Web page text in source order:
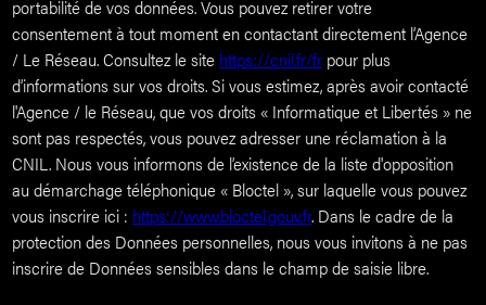
portabilité de vos données. Vous pouvez retirer votre
consentement à tout moment en contactant directement l’Agence
/ Le Réseau. Consultez le site https://cnil.fr/fr pour plus
d’informations sur vos droits. Si vous estimez, après avoir contacté
l'Agence / le Réseau, que vos droits « Informatique et Libertés » ne
sont pas respectés, vous pouvez adresser une réclamation à la
CNIL. Nous vous informons de l’existence de la liste d'opposition
au démarchage téléphonique « Bloctel », sur laquelle vous pouvez
vous inscrire ici : https://www.bloctel.gouv.fr. Dans le cadre de la
protection des Données personnelles, nous vous invitons à ne pas
inscrire de Données sensibles dans le champ de saisie libre.